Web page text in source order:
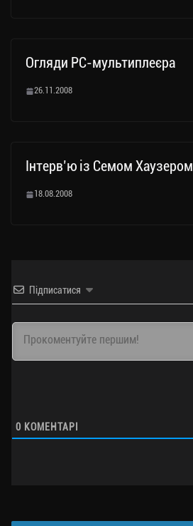
Огляди PC-мультиплеєра
26.11.2008
Інтерв’ю із Семом Хаузером
18.08.2008
Підписатися
0 КОМЕНТАРІ